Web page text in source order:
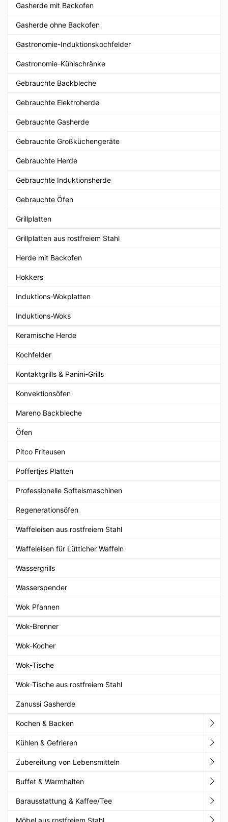
Gasherde mit Backofen
Gasherde ohne Backofen
Gastronomie-Induktionskochfelder
Gastronomie-Kühlschränke
Gebrauchte Backbleche
Gebrauchte Elektroherde
Gebrauchte Gasherde
Gebrauchte Großküchengeräte
Gebrauchte Herde
Gebrauchte Induktionsherde
Gebrauchte Öfen
Grillplatten
Grillplatten aus rostfreiem Stahl
Herde mit Backofen
Hokkers
Induktions-Wokplatten
Induktions-Woks
Keramische Herde
Kochfelder
Kontaktgrills & Panini-Grills
Konvektionsöfen
Mareno Backbleche
Öfen
Pitco Friteusen
Poffertjes Platten
Professionelle Softeismaschinen
Regenerationsöfen
Waffeleisen aus rostfreiem Stahl
Waffeleisen für Lütticher Waffeln
Wassergrills
Wasserspender
Wok Pfannen
Wok-Brenner
Wok-Kocher
Wok-Tische
Wok-Tische aus rostfreiem Stahl
Zanussi Gasherde
Kochen & Backen
Kühlen & Gefrieren
Zubereitung von Lebensmitteln
Buffet & Warmhalten
Barausstattung & Kaffee/Tee
Möbel aus rostfreiem Stahl